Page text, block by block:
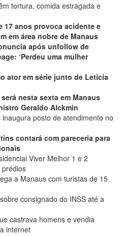
tortura, comida estragada e
17 anos provoca acidente e
em área nobre de Manaus
após unfollow de
‘Perdeu uma mulher
ator em série junto de Leticia
nesta sexta em Manaus
Geraldo Alckmin
posto de atendimento no
contará com pareceria para
Viver Melhor 1 e 2
prédios
a Manaus com turistas de 15
consignado do INSS até a
castrava homens e vendia
internet